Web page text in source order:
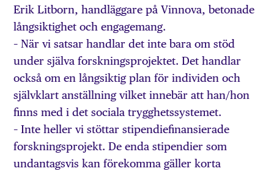
Erik Litborn, handläggare på Vinnova, betonade
långsiktighet och engagemang.
– När vi satsar handlar det inte bara om stöd
under själva forskningsprojektet. Det handlar
också om en långsiktig plan för individen och
självklart anställning vilket innebär att han/hon
finns med i det sociala trygghetssystemet.
– Inte heller vi stöttar stipendiefinansierade
forskningsprojekt. De enda stipendier som
undantagsvis kan förekomma gäller korta